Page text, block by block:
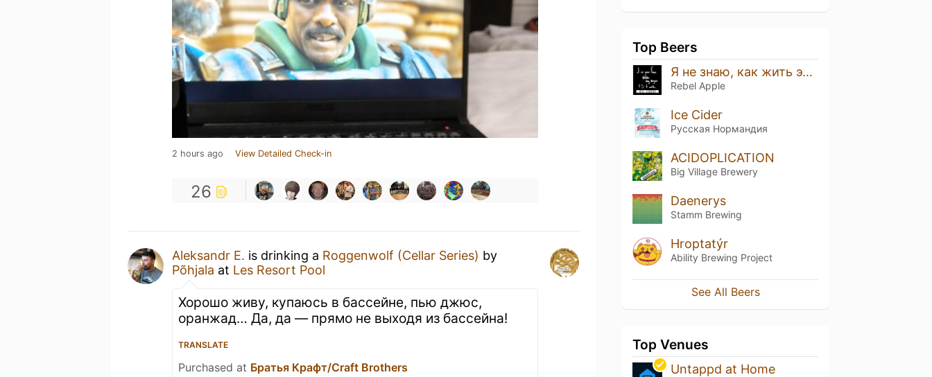
2 hours ago View Detailed Check-in
26
Aleksandr E. is drinking a Roggenwolf (Cellar Series) by
Põhjala at Les Resort Pool
Хорошо живу, купаюсь в бассейне, пью джюс,
оранжад… Да, да — прямо не выходя из бассейна!
TRANSLATE
Purchased at Братья Крафт/Craft Brothers
Top Beers
Я не знаю, как жить эту жизнь в любви
Rebel Apple
Ice Cider
Русская Нормандия
ACIDOPLICATION
Big Village Brewery
Daenerys
Stamm Brewing
Hroptatýr
Ability Brewing Project
See All Beers
Top Venues
Untappd at Home